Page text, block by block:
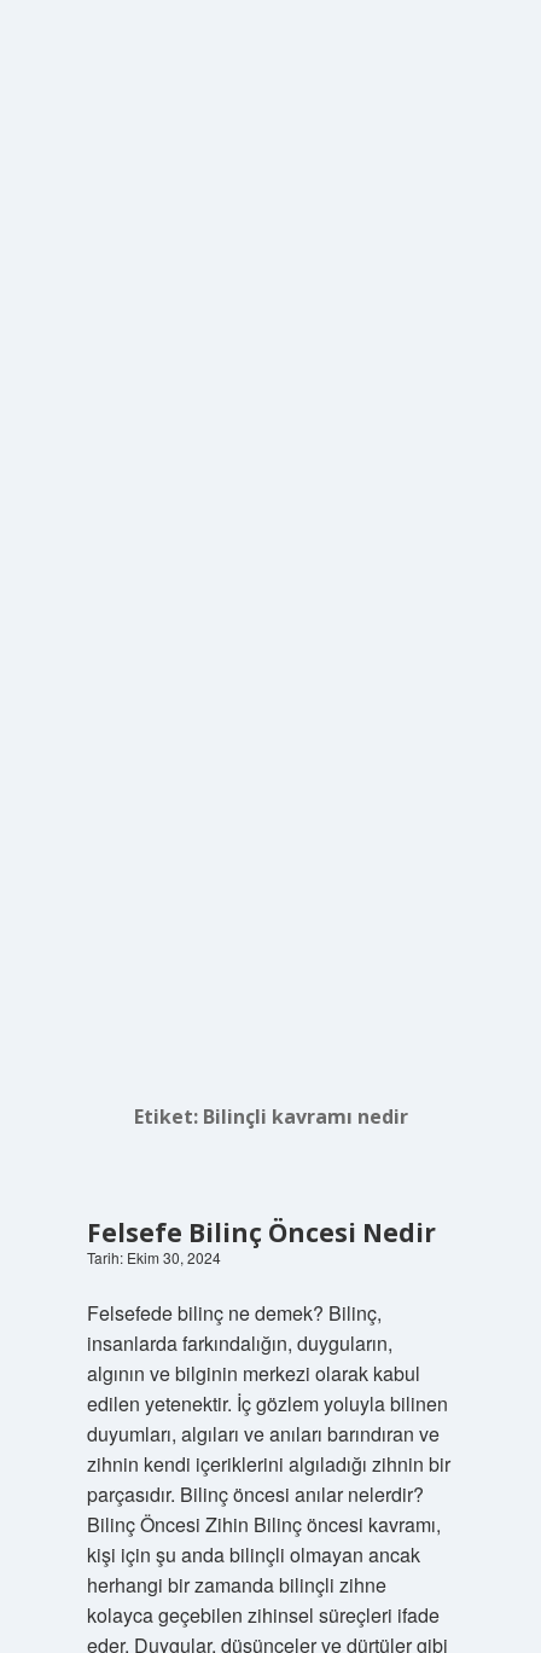
Etiket: Bilinçli kavramı nedir
Felsefe Bilinç Öncesi Nedir
Tarih: Ekim 30, 2024
Felsefede bilinç ne demek? Bilinç,
insanlarda farkındalığın, duyguların,
algının ve bilginin merkezi olarak kabul
edilen yetenektir. İç gözlem yoluyla bilinen
duyumları, algıları ve anıları barındıran ve
zihnin kendi içeriklerini algıladığı zihnin bir
parçasıdır. Bilinç öncesi anılar nelerdir?
Bilinç Öncesi Zihin Bilinç öncesi kavramı,
kişi için şu anda bilinçli olmayan ancak
herhangi bir zamanda bilinçli zihne
kolayca geçebilen zihinsel süreçleri ifade
eder. Duygular, düşünceler ve dürtüler gibi